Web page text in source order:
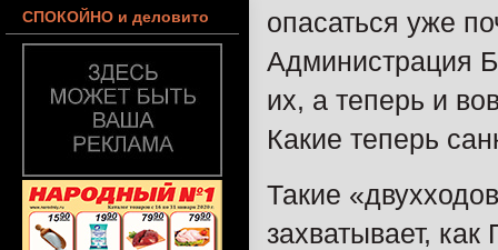
опасаться уже
Администрация
их, а теперь и
Какие теперь
Такие
захватывает,
СПОКОЙНО и деловито